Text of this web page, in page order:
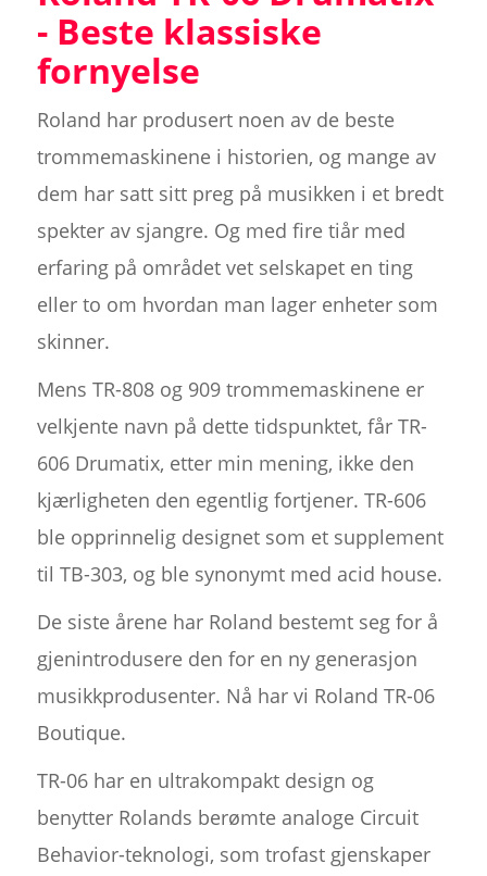
- Beste klassiske
fornyelse
Roland har produsert noen av de beste
trommemaskinene i historien, og mange av
dem har satt sitt preg på musikken i et bredt
spekter av sjangre. Og med fire tiår med
erfaring på området vet selskapet en ting
eller to om hvordan man lager enheter som
skinner.
Mens TR-808 og 909 trommemaskinene er
velkjente navn på dette tidspunktet, får TR-
606 Drumatix, etter min mening, ikke den
kjærligheten den egentlig fortjener. TR-606
ble opprinnelig designet som et supplement
til TB-303, og ble synonymt med acid house.
De siste årene har Roland bestemt seg for å
gjenintrodusere den for en ny generasjon
musikkprodusenter. Nå har vi Roland TR-06
Boutique.
TR-06 har en ultrakompakt design og
benytter Rolands berømte analoge Circuit
Behavior-teknologi, som trofast gjenskaper